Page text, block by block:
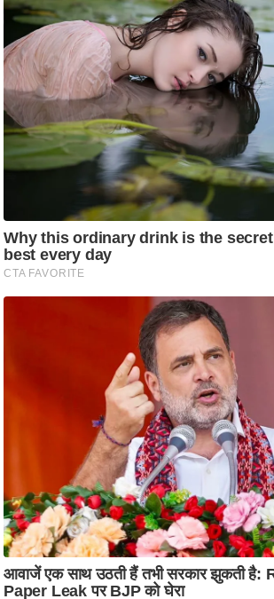
म
सा
म
यि
क
मा
तृ
भू
स्तं
भ
ए
म
य
प
र
स